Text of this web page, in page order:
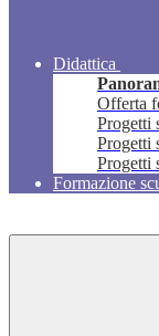
Didattica
Offerta
Progetti
Progetti
Progetti
Formazione